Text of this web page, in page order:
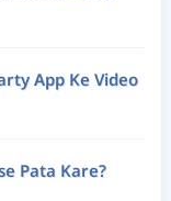
App Ke Video
Pata Kare?